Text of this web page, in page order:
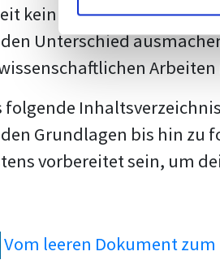
kein Problem mehr für
Unterschied
folgende
Grundlagen bis hin zu
vorbereitet sein, um
Vom leeren Dokument